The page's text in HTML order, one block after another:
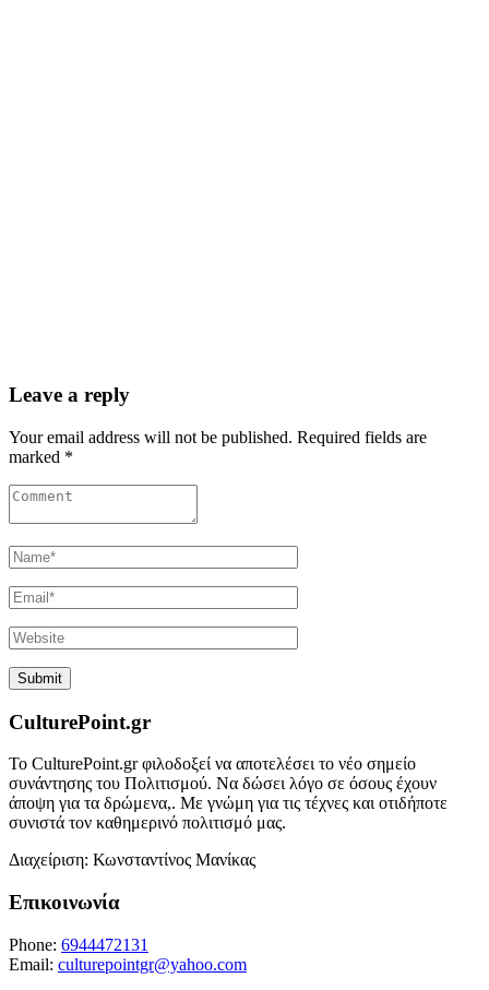
Leave a reply
Your email address will not be published. Required fields are
marked *
CulturePoint.gr
Το CulturePoint.gr φιλοδοξεί να αποτελέσει το νέο σημείο
συνάντησης του Πολιτισμού. Να δώσει λόγο σε όσους έχουν
άποψη για τα δρώμενα,. Με γνώμη για τις τέχνες και οτιδήποτε
συνιστά τον καθημερινό πολιτισμό μας.
Διαχείριση: Κωνσταντίνος Μανίκας
Επικοινωνία
Phone: 6944472131
Email: culturepointgr@yahoo.com